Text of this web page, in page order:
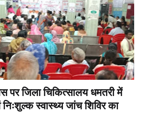
पर जिला चिकित्सालय धमतरी में
स्वास्थ्य जांच शिविर का